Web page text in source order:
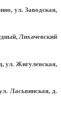
ул. Заводская,
Лихачевский
ул. Жигулевская,
Ласьвинская, д.